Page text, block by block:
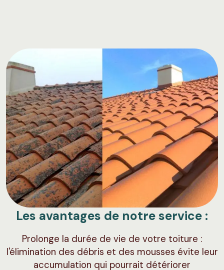
Les avantages de notre service :
Prolonge la durée de vie de votre toiture :
l'élimination des débris et des mousses évite leur
accumulation qui pourrait détériorer